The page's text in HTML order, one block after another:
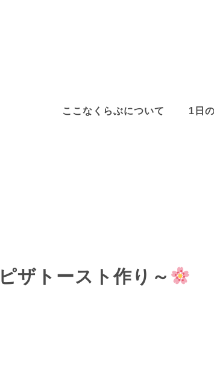
ここなくらぶについて 1日
ザトースト作り～